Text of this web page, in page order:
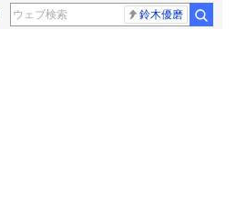
鈴木優磨